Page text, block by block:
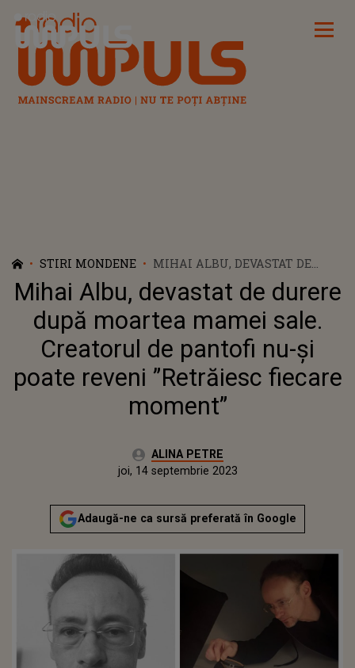
Radio Impuls
STIRI MONDENE
MIHAI ALBU, DEVASTAT DE
DURERE DUPĂ MOARTEA
MAMEI SALE. CREATORUL DE
PANTOFI NU-ȘI POATE REVENI
”RETRĂIESC FIECARE MOMENT”
Mihai Albu, devastat de durere
după moartea mamei sale.
Creatorul de pantofi nu-și
poate reveni ”Retrăiesc fiecare
moment”
Autor:ALINA PETRE
joi, 14 septembrie 2023Actualizat:
joi, 14 septembrie 2023
Adaugă-ne ca sursă preferată în Google